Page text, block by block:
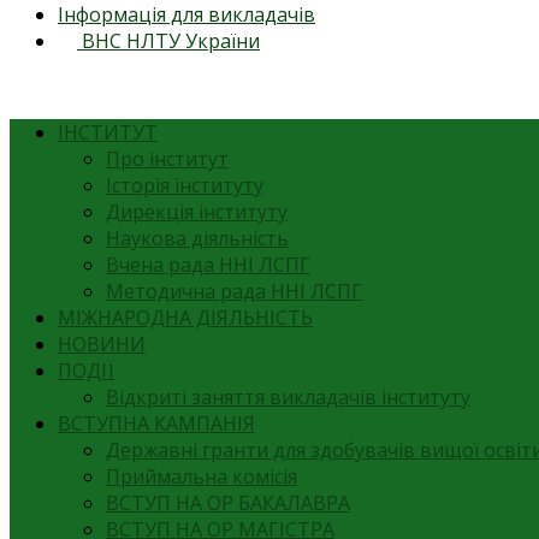
Інформація для викладачів
ВНС НЛТУ України
ІНСТИТУТ
Про інститут
Історія інституту
Дирекція інституту
Наукова діяльність
Вчена рада ННІ ЛСПГ
Методична рада ННІ ЛСПГ
МІЖНАРОДНА ДІЯЛЬНІСТЬ
НОВИНИ
ПОДІЇ
Відкриті заняття викладачів інституту
ВСТУПНА КАМПАНІЯ
Державні гранти для здобувачів вищої
Приймальна комісія
ВСТУП НА ОР БАКАЛАВРА
ВСТУП НА ОР МАГІСТРА